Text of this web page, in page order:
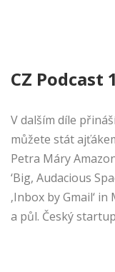
CZ Podcast
V dalším díle
můžete stát
Petra Máry
‘Big, Audacious
‚Inbox by Gmail‘
a půl. Český